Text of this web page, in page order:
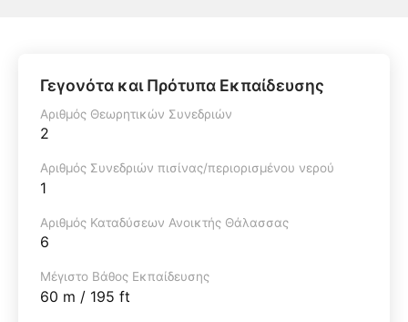
Γεγονότα και Πρότυπα Εκπαίδευσης
Αριθμός Θεωρητικών Συνεδριών
2
Αριθμός Συνεδριών πισίνας/περιορισμένου νερού
1
Αριθμός Καταδύσεων Ανοικτής Θάλασσας
6
Μέγιστο Βάθος Εκπαίδευσης
60 m / 195 ft